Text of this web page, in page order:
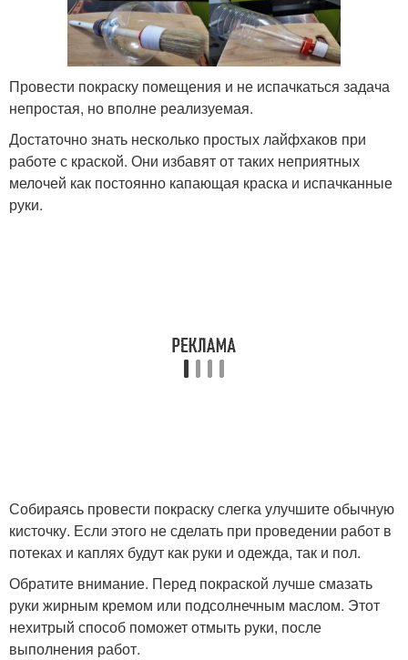
Провести покраску помещения и не испачкаться задача
непростая, но вполне реализуемая.
Достаточно знать несколько простых лайфхаков при
работе с краской. Они избавят от таких неприятных
мелочей как постоянно капающая краска и испачканные
руки.
Собираясь провести покраску слегка улучшите обычную
кисточку. Если этого не сделать при проведении работ в
потеках и каплях будут как руки и одежда, так и пол.
Обратите внимание. Перед покраской лучше смазать
руки жирным кремом или подсолнечным маслом. Этот
нехитрый способ поможет отмыть руки, после
выполнения работ.